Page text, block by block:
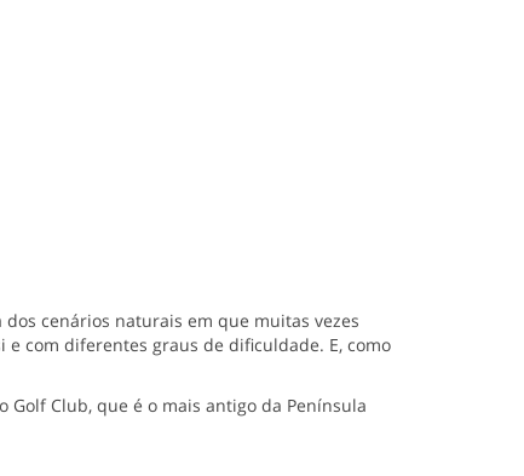
cenários naturais em que muitas vezes
com diferentes graus de dificuldade. E, como
Golf Club, que é o mais antigo da Península